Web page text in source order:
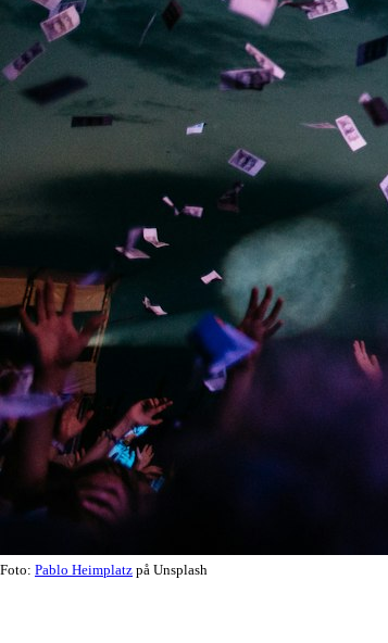
Foto: Pablo Heimplatz på Unsplash